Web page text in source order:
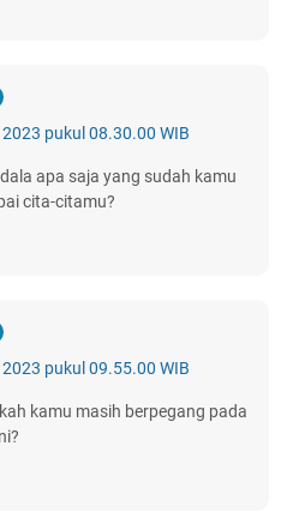
pukul 08.30.00 WIB
apa saja yang sudah kamu
cita-citamu?
pukul 09.55.00 WIB
kamu masih berpegang pada